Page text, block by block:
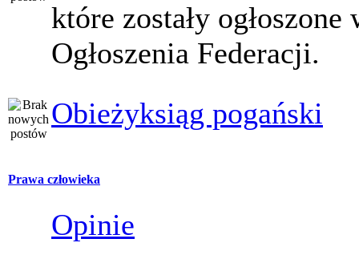
które zostały ogłoszone
Ogłoszenia Federacji.
Obieżyksiąg pogański
Prawa człowieka
Opinie